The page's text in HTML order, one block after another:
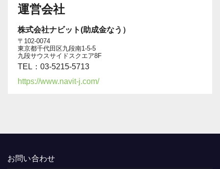
運営会社
株式会社ナビット(助成金なう）
〒102-0074
東京都千代田区九段南1-5-5
九段サウスサイドスクエア8F
TEL：03-5215-5713
https://www.navit-j.com/
お問い合わせ